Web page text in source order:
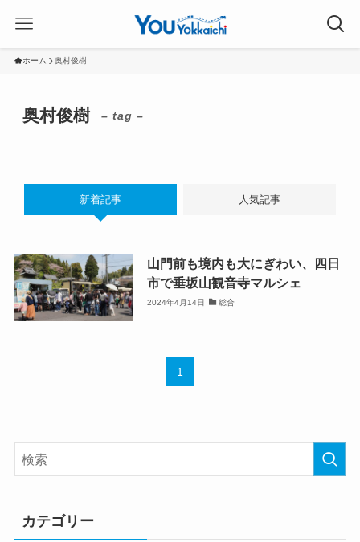
ホーム 奥村俊樹
奥村俊樹 – tag –
新着記事 人気記事
山門前も境内も大にぎわい、四日
市で垂坂山観音寺マルシェ
2024年4月14日 総合
1
カテゴリー